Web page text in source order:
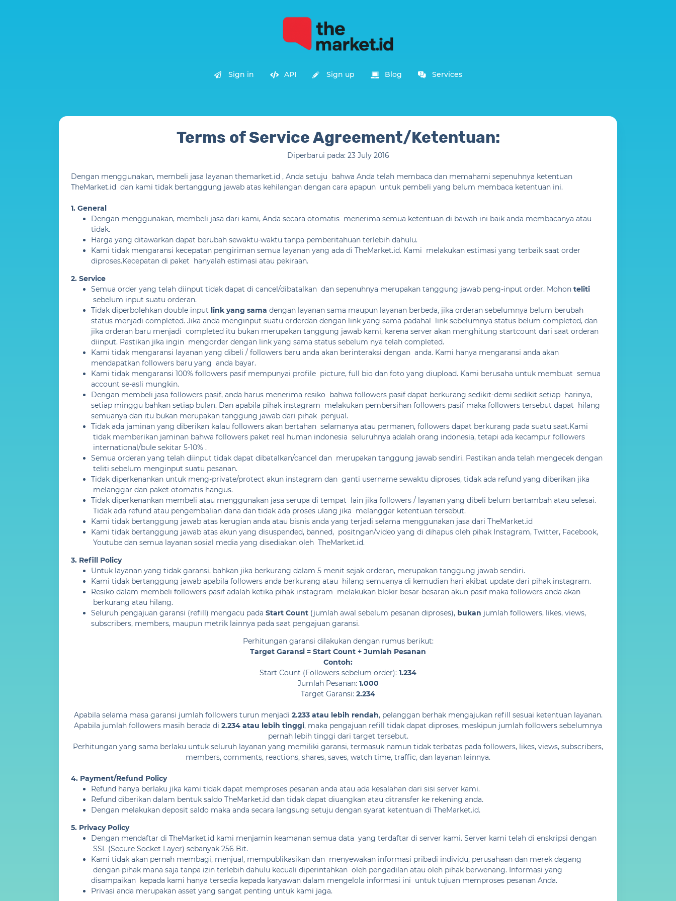
Sign in API Sign up Blog Services
Terms of Service Agreement/Ketentuan:
Diperbarui pada: 23 July 2016
Dengan menggunakan, membeli jasa layanan themarket.id , Anda setuju bahwa Anda telah membaca dan memahami sepenuhnya ketentuan
TheMarket.id dan kami tidak bertanggung jawab atas kehilangan dengan cara apapun untuk pembeli yang belum membaca ketentuan ini.
1. General
Dengan menggunakan, membeli jasa dari kami, Anda secara otomatis menerima semua ketentuan di bawah ini baik anda membacanya atau
tidak.
Harga yang ditawarkan dapat berubah sewaktu-waktu tanpa pemberitahuan terlebih dahulu.
Kami tidak mengaransi kecepatan pengiriman semua layanan yang ada di TheMarket.id. Kami melakukan estimasi yang terbaik saat order
diproses.Kecepatan di paket hanyalah estimasi atau pekiraan.
2. Service
Semua order yang telah diinput tidak dapat di cancel/dibatalkan dan sepenuhnya merupakan tanggung jawab peng-input order. Mohon teliti
sebelum input suatu orderan.
Tidak diperbolehkan double input link yang sama dengan layanan sama maupun layanan berbeda, jika orderan sebelumnya belum berubah
status menjadi completed. Jika anda menginput suatu orderdan dengan link yang sama padahal link sebelumnya status belum completed, dan
jika orderan baru menjadi completed itu bukan merupakan tanggung jawab kami, karena server akan menghitung startcount dari saat orderan
diinput. Pastikan jika ingin mengorder dengan link yang sama status sebelum nya telah completed.
Kami tidak mengaransi layanan yang dibeli / followers baru anda akan berinteraksi dengan anda. Kami hanya mengaransi anda akan
mendapatkan followers baru yang anda bayar.
Kami tidak mengaransi 100% followers pasif mempunyai profile picture, full bio dan foto yang diupload. Kami berusaha untuk membuat semua
account se-asli mungkin.
Dengan membeli jasa followers pasif, anda harus menerima resiko bahwa followers pasif dapat berkurang sedikit-demi sedikit setiap harinya,
setiap minggu bahkan setiap bulan. Dan apabila pihak instagram melakukan pembersihan followers pasif maka followers tersebut dapat hilang
semuanya dan itu bukan merupakan tanggung jawab dari pihak penjual.
Tidak ada jaminan yang diberikan kalau followers akan bertahan selamanya atau permanen, followers dapat berkurang pada suatu saat.Kami
tidak memberikan jaminan bahwa followers paket real human indonesia seluruhnya adalah orang indonesia, tetapi ada kecampur followers
international/bule sekitar 5-10% .
Semua orderan yang telah diinput tidak dapat dibatalkan/cancel dan merupakan tanggung jawab sendiri. Pastikan anda telah mengecek dengan
teliti sebelum menginput suatu pesanan.
Tidak diperkenankan untuk meng-private/protect akun instagram dan ganti username sewaktu diproses, tidak ada refund yang diberikan jika
melanggar dan paket otomatis hangus.
Tidak diperkenankan membeli atau menggunakan jasa serupa di tempat lain jika followers / layanan yang dibeli belum bertambah atau selesai.
Tidak ada refund atau pengembalian dana dan tidak ada proses ulang jika melanggar ketentuan tersebut.
Kami tidak bertanggung jawab atas kerugian anda atau bisnis anda yang terjadi selama menggunakan jasa dari TheMarket.id
Kami tidak bertanggung jawab atas akun yang disuspended, banned, positngan/video yang di dihapus oleh pihak Instagram, Twitter, Facebook,
Youtube dan semua layanan sosial media yang disediakan oleh TheMarket.id.
3. Refill Policy
Untuk layanan yang tidak garansi, bahkan jika berkurang dalam 5 menit sejak orderan, merupakan tanggung jawab sendiri.
Kami tidak bertanggung jawab apabila followers anda berkurang atau hilang semuanya di kemudian hari akibat update dari pihak instagram.
Resiko dalam membeli followers pasif adalah ketika pihak instagram melakukan blokir besar-besaran akun pasif maka followers anda akan
berkurang atau hilang.
Seluruh pengajuan garansi (refill) mengacu pada Start Count (jumlah awal sebelum pesanan diproses), bukan jumlah followers, likes, views,
subscribers, members, maupun metrik lainnya pada saat pengajuan garansi.
Perhitungan garansi dilakukan dengan rumus berikut:
Target Garansi = Start Count + Jumlah Pesanan
Contoh:
Start Count (Followers sebelum order): 1.234
Jumlah Pesanan: 1.000
Target Garansi: 2.234
Apabila selama masa garansi jumlah followers turun menjadi 2.233 atau lebih rendah, pelanggan berhak mengajukan refill sesuai ketentuan layanan.
Apabila jumlah followers masih berada di 2.234 atau lebih tinggi, maka pengajuan refill tidak dapat diproses, meskipun jumlah followers sebelumnya
pernah lebih tinggi dari target tersebut.
Perhitungan yang sama berlaku untuk seluruh layanan yang memiliki garansi, termasuk namun tidak terbatas pada followers, likes, views, subscribers,
members, comments, reactions, shares, saves, watch time, traffic, dan layanan lainnya.
4. Payment/Refund Policy
Refund hanya berlaku jika kami tidak dapat memproses pesanan anda atau ada kesalahan dari sisi server kami.
Refund diberikan dalam bentuk saldo TheMarket.id dan tidak dapat diuangkan atau ditransfer ke rekening anda.
Dengan melakukan deposit saldo maka anda secara langsung setuju dengan syarat ketentuan di TheMarket.id.
5. Privacy Policy
Dengan mendaftar di TheMarket.id kami menjamin keamanan semua data yang terdaftar di server kami. Server kami telah di enskripsi dengan
SSL (Secure Socket Layer) sebanyak 256 Bit.
Kami tidak akan pernah membagi, menjual, mempublikasikan dan menyewakan informasi pribadi individu, perusahaan dan merek dagang
dengan pihak mana saja tanpa izin terlebih dahulu kecuali diperintahkan oleh pengadilan atau oleh pihak berwenang. Informasi yang
disampaikan kepada kami hanya tersedia kepada karyawan dalam mengelola informasi ini untuk tujuan memproses pesanan Anda.
Privasi anda merupakan asset yang sangat penting untuk kami jaga.